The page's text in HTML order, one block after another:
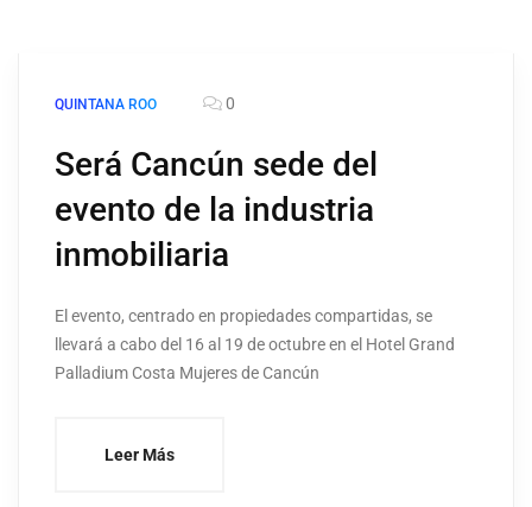
QUINTANA ROO 0
Será Cancún sede del
evento de la industria
inmobiliaria
El evento, centrado en propiedades compartidas, se
llevará a cabo del 16 al 19 de octubre en el Hotel Grand
Palladium Costa Mujeres de Cancún
Leer Más